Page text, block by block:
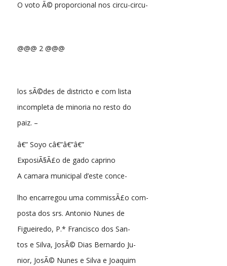
O voto Ã© proporcional nos circu-circu-
@@@ 2 @@@
los sÃ©des de districto e com lista
incompleta de minoria no resto do
paiz. –
â€” Soyo câ€”â€”â€”
ExposiÃ§Ã£o de gado caprino
A camara municipal d’este conce-
lho encarregou uma commissÃ£o com-
posta dos srs. Antonio Nunes de
Figueiredo, P.* Francisco dos San-
tos e Silva, JosÃ© Dias Bernardo Ju-
nior, JosÃ© Nunes e Silva e Joaquim